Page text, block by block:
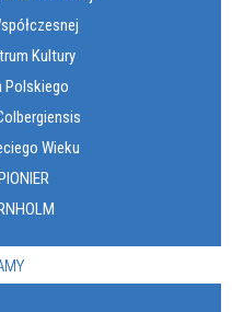
Kultury
Polskiego
Wieku